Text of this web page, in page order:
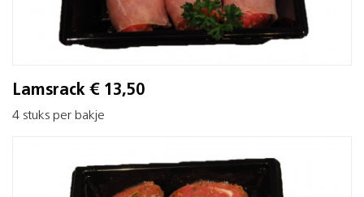
Lamsrack € 13,50
4 stuks per bakje